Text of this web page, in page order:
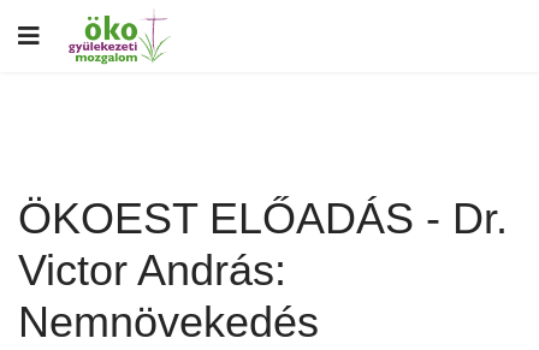
ÖKOEST ELŐADÁS - Dr.
Victor András:
Nemnövekedés